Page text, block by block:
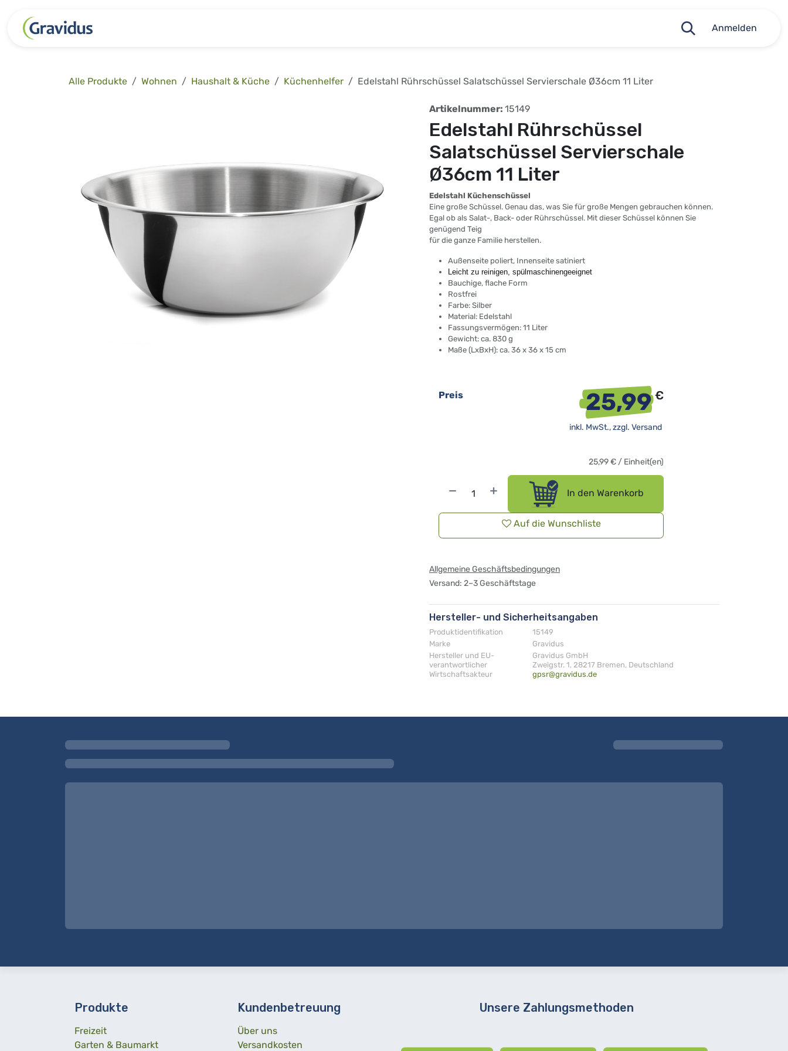
Anmelden
Alle Produkte Wohnen Haushalt & Küche Küchenhelfer Edelstahl Rührschüssel Salatschüssel Servierschale Ø36cm 11 Liter
Artikelnummer: 15149
Edelstahl Rührschüssel
Salatschüssel Servierschale
Ø36cm 11 Liter
Edelstahl Küchenschüssel
Eine große Schüssel. Genau das, was Sie für große Mengen gebrauchen können.
Egal ob als Salat-, Back- oder Rührschüssel. Mit dieser Schüssel können Sie
genügend Teig
für die ganze Familie herstellen.
Außenseite poliert, Innenseite satiniert
Leicht zu reinigen, spülmaschinengeeignet
Bauchige, flache Form
Rostfrei
Farbe: Silber
Material: Edelstahl
Fassungsvermögen: 11 Liter
Gewicht: ca. 830 g
Maße (LxBxH): ca. 36 x 36 x 15 cm
In den Warenkorb
Auf die Wunschliste
Preis 25,99€
inkl. MwSt., zzgl. Versand
25,99€/ Einheit(en)
Allgemeine Geschäftsbedingungen
Versand: 2–3 Geschäftstage
Hersteller- und Sicherheitsangaben
Produktidentifikation
15149
Marke
Gravidus
Hersteller und EU-
verantwortlicher
Wirtschaftsakteur
Gravidus GmbH
Zweigstr. 1, 28217 Bremen, Deutschland
gpsr@gravidus.de
Produkte
Freizeit
Garten & Baumarkt
Kundenbetreuung
Über uns
Versandkosten
Unsere Zahlungsmethoden